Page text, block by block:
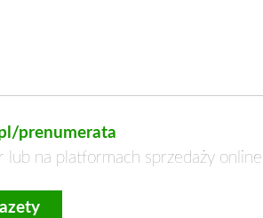
prenumerata
na platformach sprzedaży online